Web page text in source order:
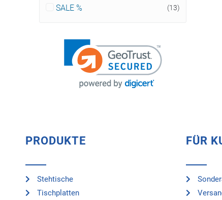
SALE % (13)
PRODUKTE
Stehtische
Tischplatten
FÜR